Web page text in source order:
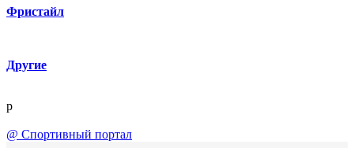
Фристайл
Другие
p
@ Спортивный портал